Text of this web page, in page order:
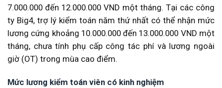
7.000.000 đến 12.000.000 VND một tháng. Tại các công
ty Big4, trợ lý kiểm toán năm thứ nhất có thể nhận mức
lương cứng khoảng 10.000.000 đến 13.000.000 VND một
tháng, chưa tính phụ cấp công tác phí và lương ngoài
giờ (OT) trong mùa cao điểm.
Mức lương kiểm toán viên có kinh nghiệm